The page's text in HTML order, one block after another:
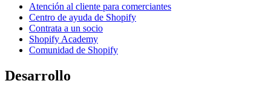
Atención al cliente para comerciantes
Centro de ayuda de Shopify
Contrata a un socio
Shopify Academy
Comunidad de Shopify
Desarrollo